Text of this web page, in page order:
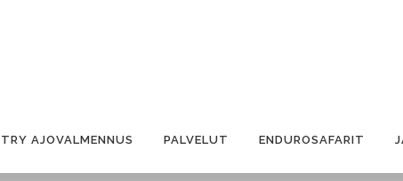
AJOVALMENNUS PALVELUT ENDUROSAFARIT